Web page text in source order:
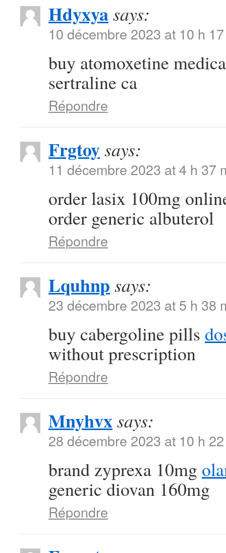
Hdyxyasays:
10 décembre 2023 at 10 h
buy atomoxetine
sertraline ca
Répondre
Frgtoysays:
11 décembre 2023 at 4 h 37
order lasix 100mg
order generic albuterol
Répondre
Lquhnp says:
23 décembre 2023 at 5 h 38
buy cabergoline pills
without prescription
Répondre
Mnyhvxsays:
28 décembre 2023 at 10 h
brand zyprexa 10mg
generic diovan 160mg
Répondre